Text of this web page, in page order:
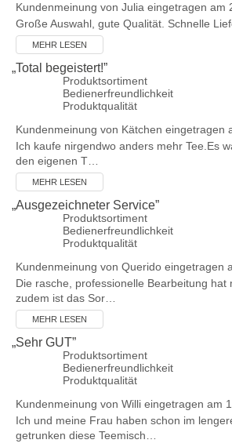
Kundenmeinung von Julia eingetragen am
Große Auswahl, gute Qualität. Schnelle
MEHR LESEN
„Total begeistert!”
Produktsortiment
Bedienerfreundlichkeit
Produktqualität
Kundenmeinung von Kätchen eingetragen
Ich kaufe nirgendwo anders mehr Tee.Es
den eigenen T…
MEHR LESEN
„Ausgezeichneter Service”
Produktsortiment
Bedienerfreundlichkeit
Produktqualität
Kundenmeinung von Querido eingetragen
Die rasche, professionelle Bearbeitung hat
zudem ist das Sor…
MEHR LESEN
„Sehr GUT”
Produktsortiment
Bedienerfreundlichkeit
Produktqualität
Kundenmeinung von Willi eingetragen am
Ich und meine Frau haben schon im
getrunken diese Teemisch…